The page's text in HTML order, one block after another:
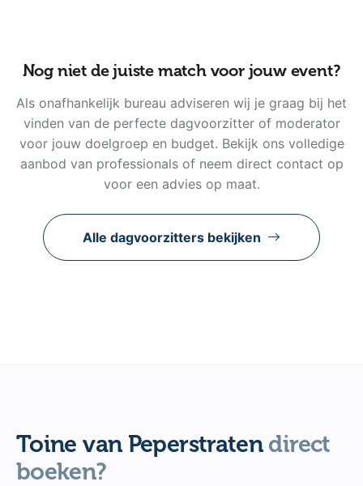
Nog niet de juiste match voor jouw event?
Als onafhankelijk bureau adviseren wij je graag bij het
vinden van de perfecte dagvoorzitter of moderator
voor jouw doelgroep en budget. Bekijk ons volledige
aanbod van professionals of neem direct contact op
voor een advies op maat.
Alle dagvoorzitters bekijken
Toine van Peperstraten direct
boeken?